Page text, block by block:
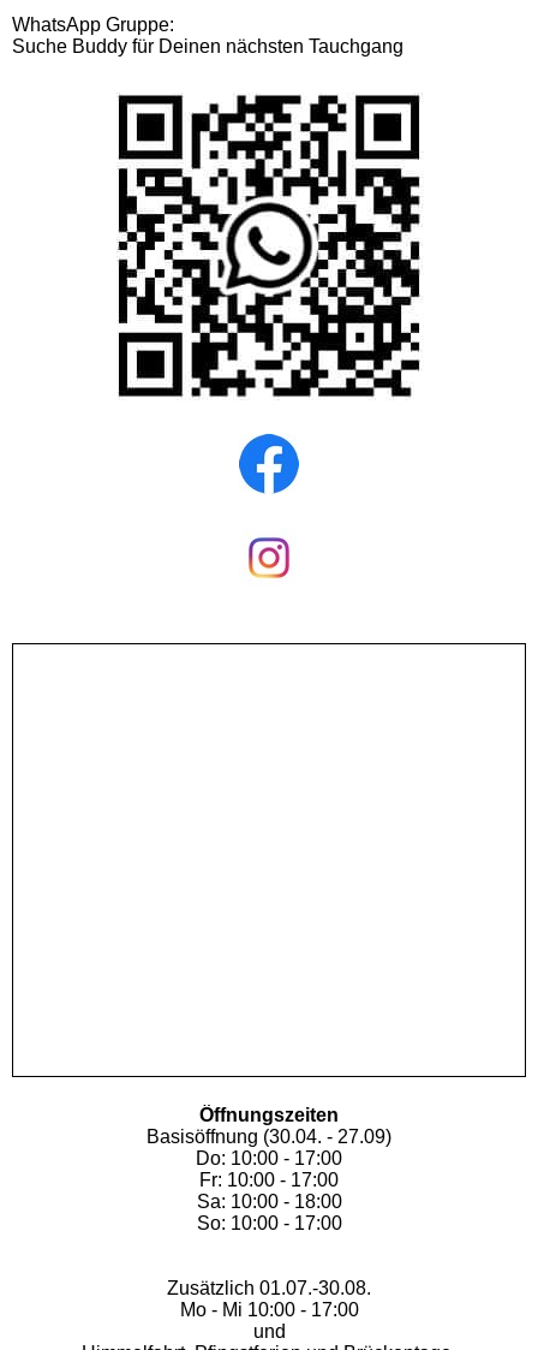
WhatsApp Gruppe:
Suche Buddy für Deinen nächsten Tauchgang
Öffnungszeiten
Basisöffnung (30.04. - 27.09)
Do: 10:00 - 17:00
Fr: 10:00 - 17:00
Sa: 10:00 - 18:00
So: 10:00 - 17:00
Zusätzlich 01.07.-30.08.
Mo - Mi 10:00 - 17:00
und